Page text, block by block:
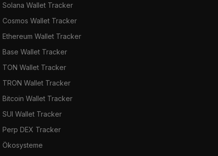
Solana Wallet Tracker
Cosmos Wallet Tracker
Ethereum Wallet Tracker
Base Wallet Tracker
TON Wallet Tracker
TRON Wallet Tracker
Bitcoin Wallet Tracker
SUI Wallet Tracker
Perp DEX Tracker
Ökosysteme